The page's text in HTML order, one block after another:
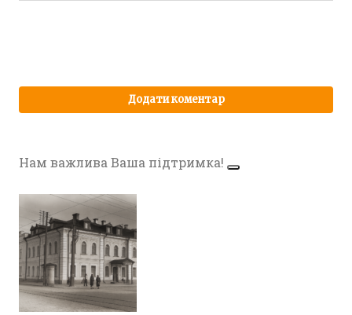
Нам важлива Ваша підтримка!